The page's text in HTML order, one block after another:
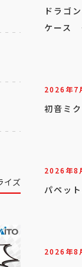
イズ
ドラゴ
ケース
2026年7
初音ミ
2026年8
パペッ
2026年8